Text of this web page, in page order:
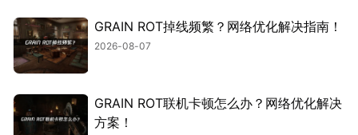
GRAIN ROT掉线频繁？网络优化解决指南！
2026-08-07
GRAIN ROT联机卡顿怎么办？网络优化解决
方案！